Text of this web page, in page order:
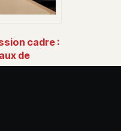
cadre :
de
et